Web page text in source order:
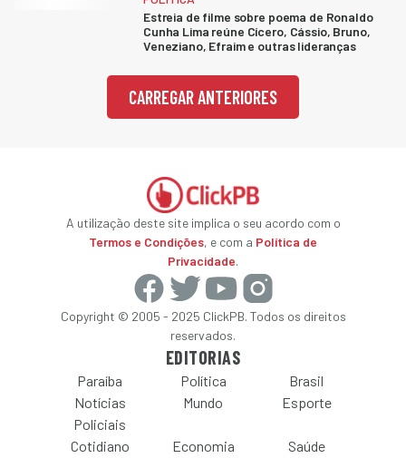
Estreia de filme sobre poema de Ronaldo
Cunha Lima reúne Cícero, Cássio, Bruno,
Veneziano, Efraim e outras lideranças
CARREGAR ANTERIORES
A utilização deste site implica o seu acordo com o
Termos e Condições, e com a Política de
Privacidade.
Copyright © 2005 - 2025 ClickPB. Todos os direitos
reservados.
EDITORIAS
Paraíba Política
Brasil
Notícias
Policiais
Mundo Esporte
Cotidiano Economia Saúde